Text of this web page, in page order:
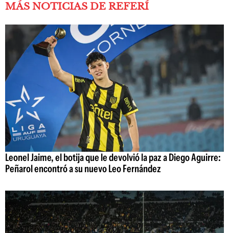
MÁS NOTICIAS DE REFERÍ
Leonel Jaime, el botija que le devolvió la paz a Diego Aguirre:
Peñarol encontró a su nuevo Leo Fernández